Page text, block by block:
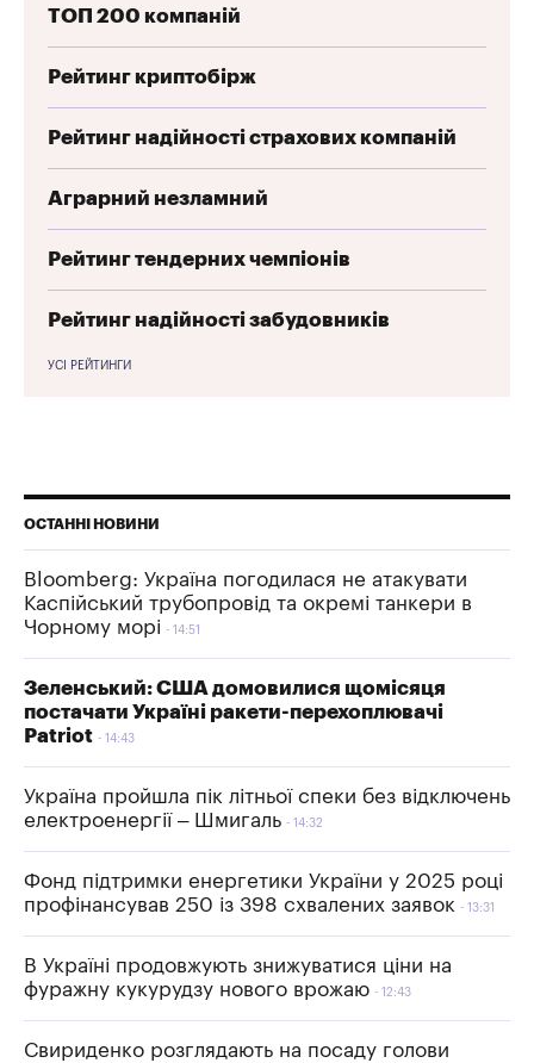
ТОП 200 компаній
Рейтинг криптобірж
Рейтинг надійності страхових компаній
Аграрний незламний
Рейтинг тендерних чемпіонів
Рейтинг надійності забудовників
УСІ РЕЙТИНГИ
ОСТАННІ НОВИНИ
Bloomberg: Україна погодилася не атакувати
Каспійський трубопровід та окремі танкери в
Чорному морі
14:51
Зеленський: США домовилися щомісяця
постачати Україні ракети-перехоплювачі
Patriot
14:43
Україна пройшла пік літньої спеки без відключень
електроенергії – Шмигаль
14:32
Фонд підтримки енергетики України у 2025 році
профінансував 250 із 398 схвалених заявок
13:31
В Україні продовжують знижуватися ціни на
фуражну кукурудзу нового врожаю
12:43
Свириденко розглядають на посаду голови